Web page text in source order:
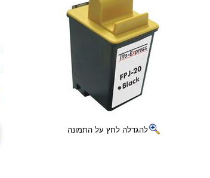
להגדלה לחץ על התמונה